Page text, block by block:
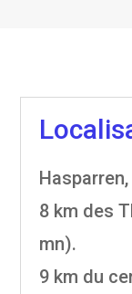
8 km des
mn).
9 km du